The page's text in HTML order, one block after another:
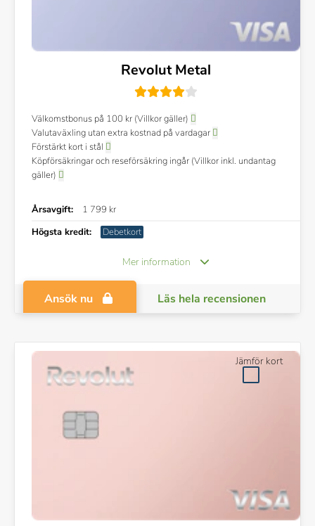
Revolut Metal
Välkomstbonus på 100 kr (Villkor gäller)
Valutaväxling utan extra kostnad på vardagar
Förstärkt kort i stål
Köpförsäkringar och reseförsäkring ingår (Villkor inkl. undantag
gäller)
Årsavgift:
1 799 kr
Högsta kredit:
Debetkort
Mer information
Ansök nu Läs hela recensionen
Jämför kort